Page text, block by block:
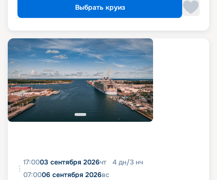
Выбрать круиз
17:0003 сентября 2026чт 4 дн/3 нч
07:0006 сентября 2026вс